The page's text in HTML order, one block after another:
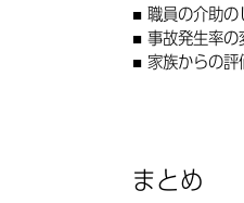
職員の介助の
事故発生率の
家族からの評
まとめ